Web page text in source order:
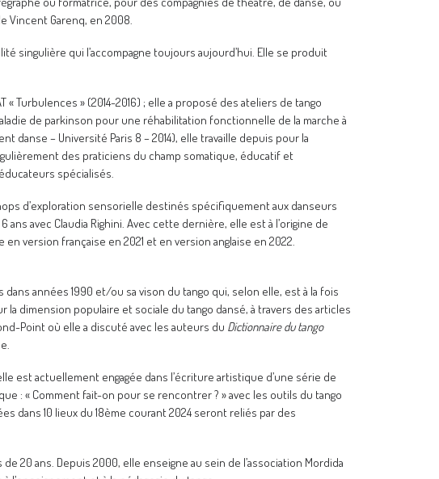
Vincent Garenq, en 2008.
qui l’accompagne toujours aujourd’hui. Elle se produit
Turbulences » (2014-2016) ; elle a proposé des ateliers de tango
de parkinson pour une réhabilitation fonctionnelle de la marche à
danse – Université Paris 8 – 2014), elle travaille depuis pour la
des praticiens du champ somatique, éducatif et
spécialisés.
d’exploration sensorielle destinés spécifiquement aux danseurs
avec Claudia Righini. Avec cette dernière, elle est à l’origine de
version française en 2021 et en version anglaise en 2022.
années 1990 et/ou sa vison du tango qui, selon elle, est à la fois
dimension populaire et sociale du tango dansé, à travers des articles
Point où elle a discuté avec les auteurs du Dictionnaire du tango
est actuellement engagée dans l’écriture artistique d’une série de
: « Comment fait-on pour se rencontrer ? » avec les outils du tango
10 lieux du 18ème courant 2024 seront reliés par des
20 ans. Depuis 2000, elle enseigne au sein de l’association Mordida